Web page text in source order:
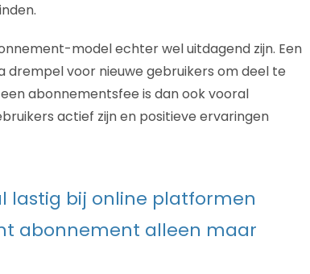
model echter wel uitdagend zijn. Een
voor nieuwe gebruikers om deel te
abonnementsfee is dan ook vooral
actief zijn en positieve ervaringen
lastig bij online platformen
abonnement alleen maar